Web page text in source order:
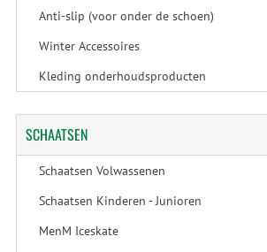
Anti-slip (voor onder de schoen)
Winter Accessoires
Kleding onderhoudsproducten
SCHAATSEN
Schaatsen Volwassenen
Schaatsen Kinderen - Junioren
MenM Iceskate